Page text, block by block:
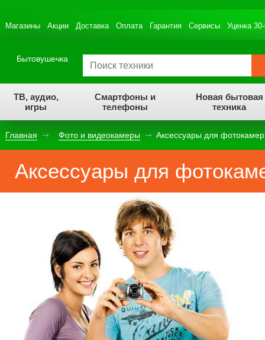
Магазины Акции Доставка Оплата Гарантия Сервисы Уценка
Бытовушечка
ТВ, аудио,
игры
Смартфоны и
телефоны
Новая бытовая
техника
Главная Фото и видеокамеры Аксессуары для фотокамер
Аксессуары для